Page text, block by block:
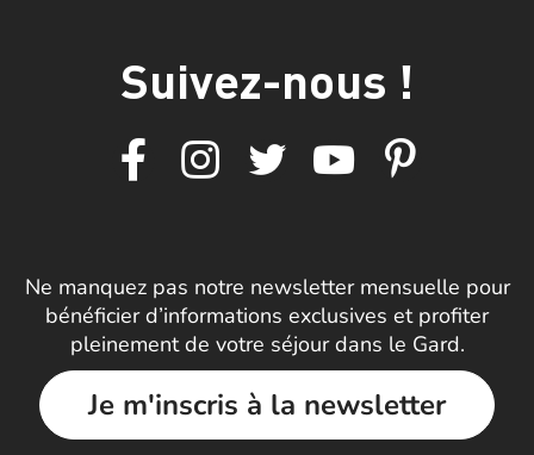
Suivez-nous !
Ne manquez pas notre newsletter mensuelle pour
bénéficier d’informations exclusives et profiter
pleinement de votre séjour dans le Gard.
Je m'inscris à la newsletter